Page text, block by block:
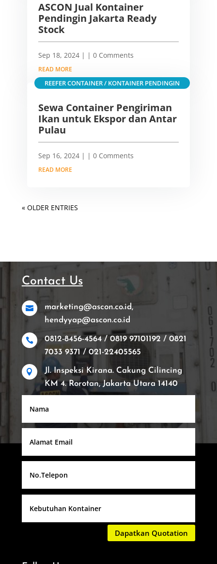
ASCON Jual Kontainer
Pendingin Jakarta Ready
Stock
Sep 18, 2024| | 0 Comments
READ MORE
Sewa Container Pengiriman
Ikan untuk Ekspor dan Antar
Pulau
Sep 16, 2024|
REEFER CONTAINER / KONTAINER PENDINGIN
| 0 Comments
READ MORE
« OLDER ENTRIES
Contact Us

marketing@ascon.co.id,
hendyyap@ascon.co.id

0812-8456-4564 / 0819 97101192 / 0821
7033 9371 / 021-22405565

Jl. Inspeksi Kirana. Cakung Cilincing
KM 4. Rorotan, Jakarta Utara 14140
Dapatkan Quotation